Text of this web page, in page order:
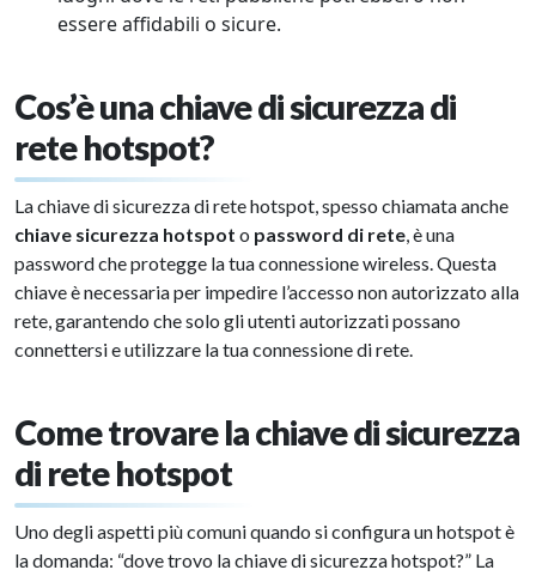
essere affidabili o sicure.
Cos’è una chiave di sicurezza di
rete hotspot?
La chiave di sicurezza di rete hotspot, spesso chiamata anche
chiave sicurezza hotspot o password di rete, è una
password che protegge la tua connessione wireless. Questa
chiave è necessaria per impedire l’accesso non autorizzato alla
rete, garantendo che solo gli utenti autorizzati possano
connettersi e utilizzare la tua connessione di rete.
Come trovare la chiave di sicurezza
di rete hotspot
Uno degli aspetti più comuni quando si configura un hotspot è
la domanda: “dove trovo la chiave di sicurezza hotspot?” La